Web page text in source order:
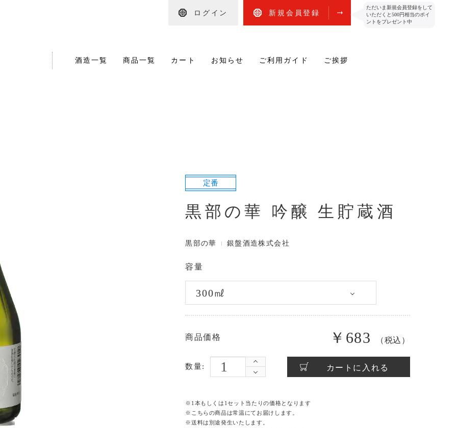
酒造一覧 商品一覧 カート お知らせ ご利用ガイド ご挨拶
ログイン 新規会員登録
ただいま新規会員登録をして
いただくと500円相当のポイ
ントをプレゼント中
定番
黒部の華 吟醸 生貯蔵酒
黒部の華 銀盤酒造株式会社
容量
商品価格 ￥683 （税込）
数量: カートに入れる
※1本もしくは1セット当たりの価格となります
※こちらの商品は常温にてお届けします。
※送料は別途発生いたします。